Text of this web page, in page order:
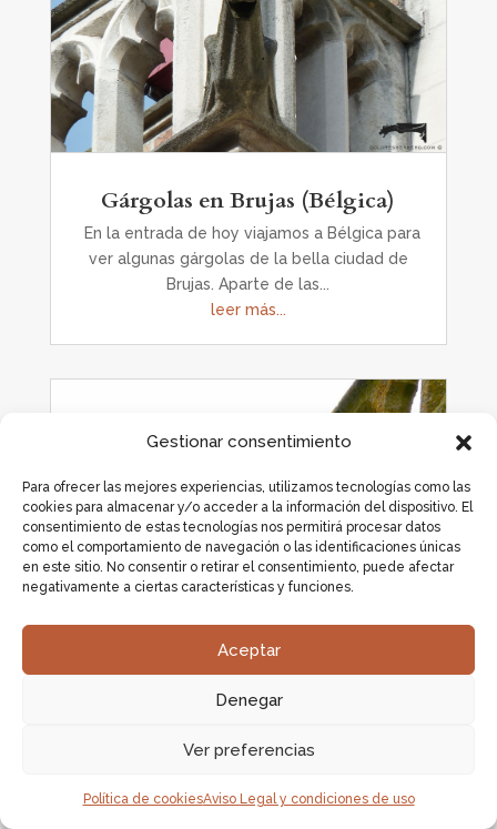
Gestionar consentimiento
Para ofrecer las mejores experiencias, utilizamos tecnologías como las
cookies para almacenar y/o acceder a la información del dispositivo. El
consentimiento de estas tecnologías nos permitirá procesar datos
como el comportamiento de navegación o las identificaciones únicas
en este sitio. No consentir o retirar el consentimiento, puede afectar
negativamente a ciertas características y funciones.
Aceptar
Denegar
Ver preferencias
Política de cookiesAviso Legal y condiciones de uso
Gárgolas en Brujas (Bélgica)
En la entrada de hoy viajamos a Bélgica para
ver algunas gárgolas de la bella ciudad de
Brujas. Aparte de las...
leer más...
Quirce de Burgos
extraordinarias. En Los Ausines (Burgos)